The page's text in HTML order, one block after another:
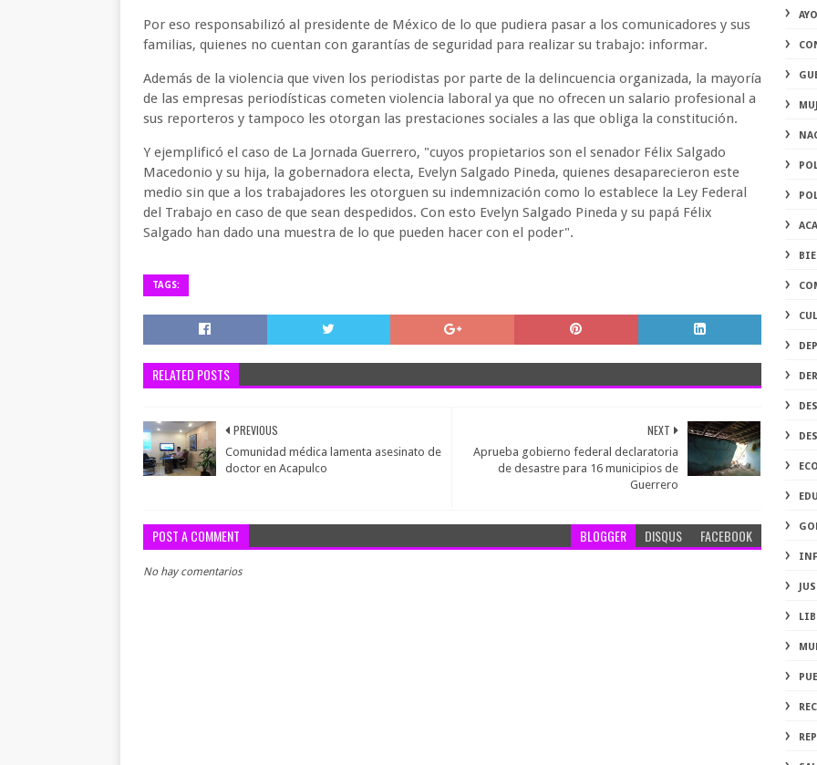
Por eso responsabilizó al presidente de México de lo que pudiera pasar a los comunicadores y sus
familias, quienes no cuentan con garantías de seguridad para realizar su trabajo: informar.
Además de la violencia que viven los periodistas por parte de la delincuencia organizada, la mayoría
de las empresas periodísticas cometen violencia laboral ya que no ofrecen un salario profesional a
sus reporteros y tampoco les otorgan las prestaciones sociales a las que obliga la constitución.
Y ejemplificó el caso de La Jornada Guerrero, "cuyos propietarios son el senador Félix Salgado
Macedonio y su hija, la gobernadora electa, Evelyn Salgado Pineda, quienes desaparecieron este
medio sin que a los trabajadores les otorguen su indemnización como lo establece la Ley Federal
del Trabajo en caso de que sean despedidos. Con esto Evelyn Salgado Pineda y su papá Félix
Salgado han dado una muestra de lo que pueden hacer con el poder".
TAGS:
RELATED POSTS
NEXT
Aprueba gobierno federal declaratoria
de desastre para 16 municipios de
Guerrero
PREVIOUS
Comunidad médica lamenta asesinato de
doctor en Acapulco
POST A COMMENT BLOGGER DISQUS FACEBOOK
No hay comentarios